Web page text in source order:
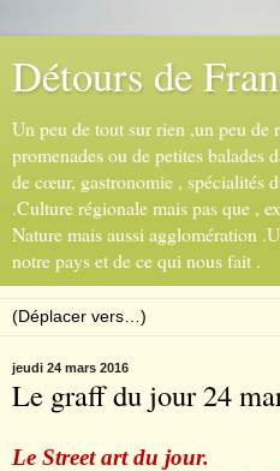
Détours de
Un peu de tout sur rien ,un peu de
promenades ou de petites balades
de cœur, gastronomie , spécialités
.Culture régionale mais pas que ,
Nature mais aussi agglomération
notre pays et de ce qui nous fait .
jeudi 24 mars 2016
Le graff du jour 24
Le Street art du jour.